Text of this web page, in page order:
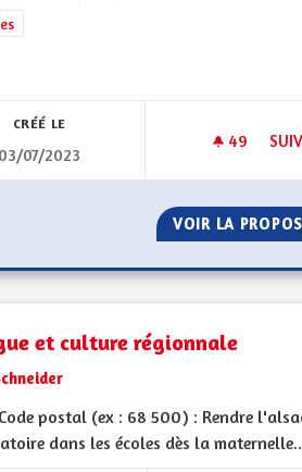
les résultats de la catégorie : Autres
CRÉÉ LE
03/07/2023
49 49
LA
VOIR LA
et culture régionnale
postal (ex : 68 500) : Rendre
dans les écoles dès la